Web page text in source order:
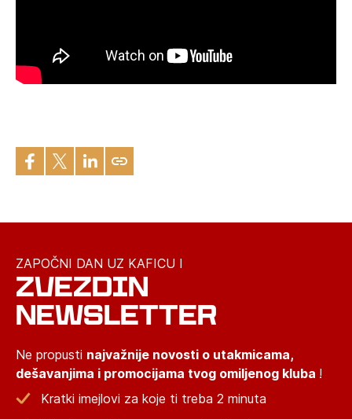
ZAPOČNI DAN UZ KAFICU I
ZVEZDIN
NEWSLETTER
Ne propusti najvažnije novosti o utakmicama,
dešavanjima i promocijama tvog omiljenog kluba !
Kratki imejlovi za koje ti treba 2 minuta